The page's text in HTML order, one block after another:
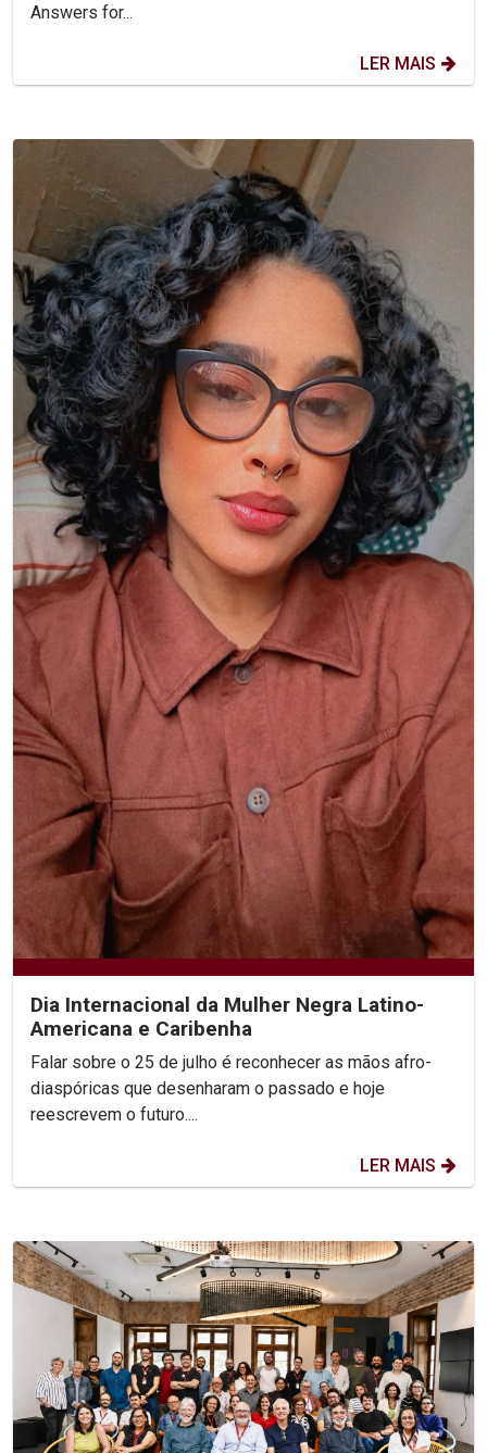
Answers for...
LER MAIS
Dia Internacional da Mulher Negra Latino-
Americana e Caribenha
Falar sobre o 25 de julho é reconhecer as mãos afro-
diaspóricas que desenharam o passado e hoje
reescrevem o futuro....
LER MAIS